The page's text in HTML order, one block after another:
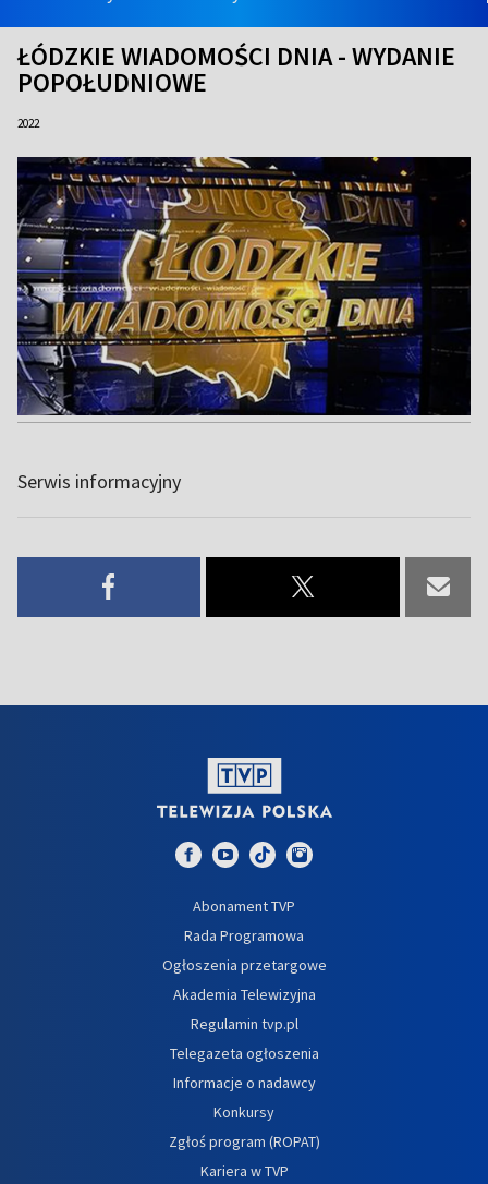
ŁÓDZKIE WIADOMOŚCI DNIA - WYDANIE
POPOŁUDNIOWE
2022
Serwis informacyjny
Abonament TVP
Rada Programowa
Ogłoszenia przetargowe
Akademia Telewizyjna
Regulamin tvp.pl
Telegazeta ogłoszenia
Informacje o nadawcy
Konkursy
Zgłoś program (ROPAT)
Kariera w TVP